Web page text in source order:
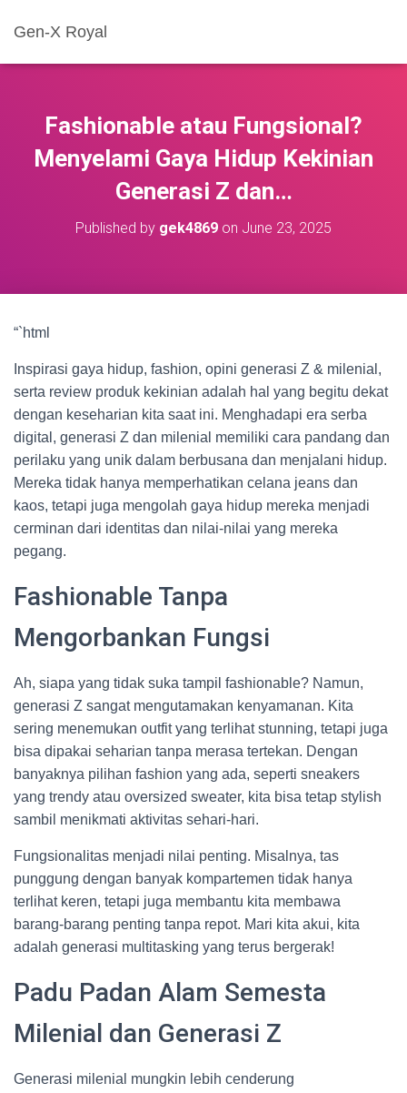
Gen-X Royal
Fashionable atau Fungsional?
Menyelami Gaya Hidup Kekinian
Generasi Z dan…
Published by gek4869 on June 23, 2025
“`html
Inspirasi gaya hidup, fashion, opini generasi Z & milenial,
serta review produk kekinian adalah hal yang begitu dekat
dengan keseharian kita saat ini. Menghadapi era serba
digital, generasi Z dan milenial memiliki cara pandang dan
perilaku yang unik dalam berbusana dan menjalani hidup.
Mereka tidak hanya memperhatikan celana jeans dan
kaos, tetapi juga mengolah gaya hidup mereka menjadi
cerminan dari identitas dan nilai-nilai yang mereka
pegang.
Fashionable Tanpa
Mengorbankan Fungsi
Ah, siapa yang tidak suka tampil fashionable? Namun,
generasi Z sangat mengutamakan kenyamanan. Kita
sering menemukan outfit yang terlihat stunning, tetapi juga
bisa dipakai seharian tanpa merasa tertekan. Dengan
banyaknya pilihan fashion yang ada, seperti sneakers
yang trendy atau oversized sweater, kita bisa tetap stylish
sambil menikmati aktivitas sehari-hari.
Fungsionalitas menjadi nilai penting. Misalnya, tas
punggung dengan banyak kompartemen tidak hanya
terlihat keren, tetapi juga membantu kita membawa
barang-barang penting tanpa repot. Mari kita akui, kita
adalah generasi multitasking yang terus bergerak!
Padu Padan Alam Semesta
Milenial dan Generasi Z
Generasi milenial mungkin lebih cenderung